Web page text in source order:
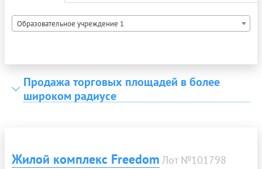
Образовательное учреждение 1
Продажа торговых площадей в более
широком радиусе
Жилой комплекс Freedom Лот №101798